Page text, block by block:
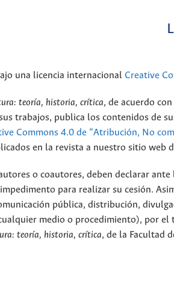
una licencia internacional Creative
teoría, historia, crítica, de acuerdo
trabajos, publica los contenidos de
Commons 4.0 de “Atribución, No
en la revista a nuestro sitio web
o coautores, deben declarar
para realizar su cesión.
pública, distribución,
medio o procedimiento), por el
teoría, historia, crítica, de la Facultad